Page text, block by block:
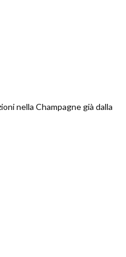
nella Champagne già dalla